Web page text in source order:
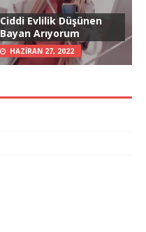
Ciddi Evlilik Düşünen
Bayan Arıyorum
HAZIRAN 27, 2022